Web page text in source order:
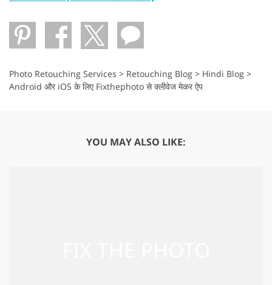
Photo Retouching Services > Retouching Blog > Hindi Blog >
Android और iOS के लिए Fixthephoto से क्लीवेज मेकर ऐप
YOU MAY ALSO LIKE: